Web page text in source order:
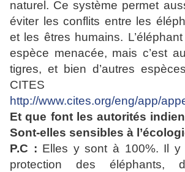
naturel. Ce système permet
éviter les conflits entre les
et les êtres humains.
espèce menacée, mais c’est
tigres, et bien d’autres
CITES
http://www.cites.org/eng/app/
Et que font les autorités
Sont-elles sensibles à
P.C : Elles y sont à 100%. Il y
protection des éléphants,